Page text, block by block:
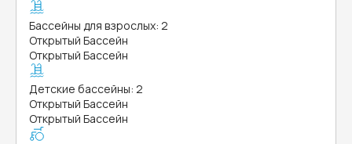
Бассейны для взрослых: 2
Открытый Бассейн
Открытый Бассейн
Детские бассейны: 2
Открытый Бассейн
Открытый Бассейн